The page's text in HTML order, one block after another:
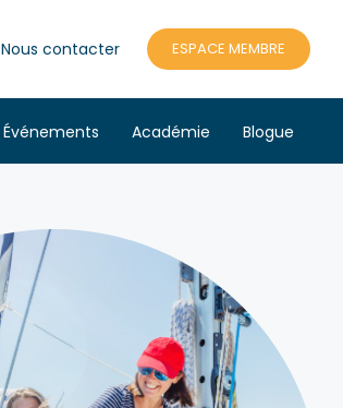
Nous contacter ESPACE MEMBRE
Événements Académie Blogue